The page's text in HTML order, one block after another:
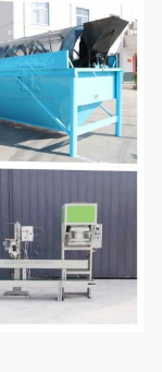
te
het mengen
materialen,
van het
van
het
van
om aan
van
voldoen.